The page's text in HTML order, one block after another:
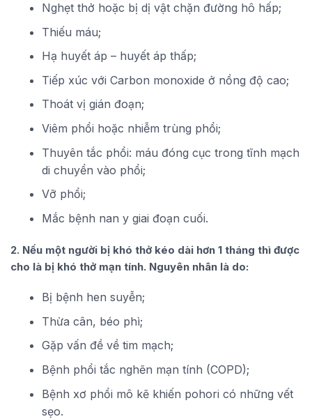
Nghẹt thở hoặc bị dị vật chặn đường hô hấp;
Thiếu máu;
Hạ huyết áp – huyết áp thấp;
Tiếp xúc với Carbon monoxide ở nồng độ cao;
Thoát vị gián đoạn;
Viêm phổi hoặc nhiễm trùng phổi;
Thuyên tắc phổi: máu đóng cục trong tĩnh mạch
di chuyển vào phổi;
Vỡ phổi;
Mắc bệnh nan y giai đoạn cuối.
2. Nếu một người bị khó thở kéo dài hơn 1 tháng thì được
cho là bị khó thở mạn tính. Nguyên nhân là do:
Bị bệnh hen suyễn;
Thừa cân, béo phì;
Gặp vấn đề về tim mạch;
Bệnh phổi tắc nghẽn mạn tính (COPD);
Bệnh xơ phổi mô kẽ khiến pohori có những vết
sẹo.